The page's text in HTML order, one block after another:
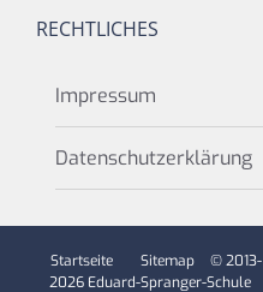
RECHTLICHES
Impressum
Datenschutzerklärung
Startseite Sitemap
© 2013-
2026 Eduard-Spranger-Schule